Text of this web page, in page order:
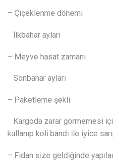
– Çiçeklenme dönemi
İlkbahar ayları
– Meyve hasat zamanı
Sonbahar ayları
– Paketleme şekli
Kargoda zarar görmemesi
kullanıp koli bandı ile iyice
– Fidan size geldiğinde